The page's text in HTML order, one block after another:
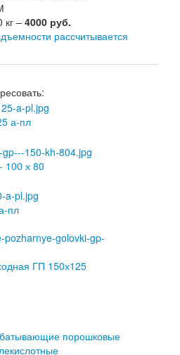
кг – 4000 руб.
рассчитывается
а-пл
100 х 80
пл
ГП 150х125
порошковые